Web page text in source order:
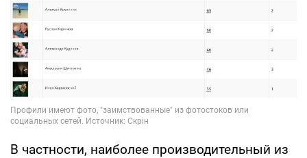
В частности, наиболее производительный из